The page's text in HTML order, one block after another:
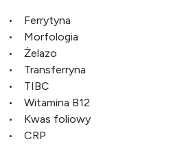
• Ferrytyna
• Morfologia
• Żelazo
• Transferryna
• TIBC
• Witamina B12
• Kwas foliowy
• CRP